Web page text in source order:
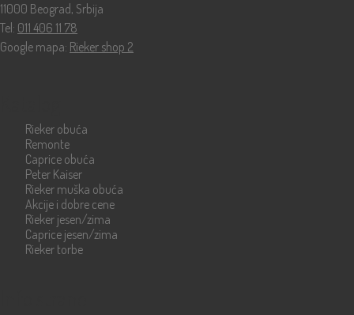
11000 Beograd, Srbija
Tel: 011 406 11 78
Google mapa: Rieker shop 2
Rieker obuća
Remonte
Caprice obuća
Peter Kaiser
Rieker muška obuća
Akcije i dobre cene
Rieker jesen/zima
Caprice jesen/zima
Rieker torbe